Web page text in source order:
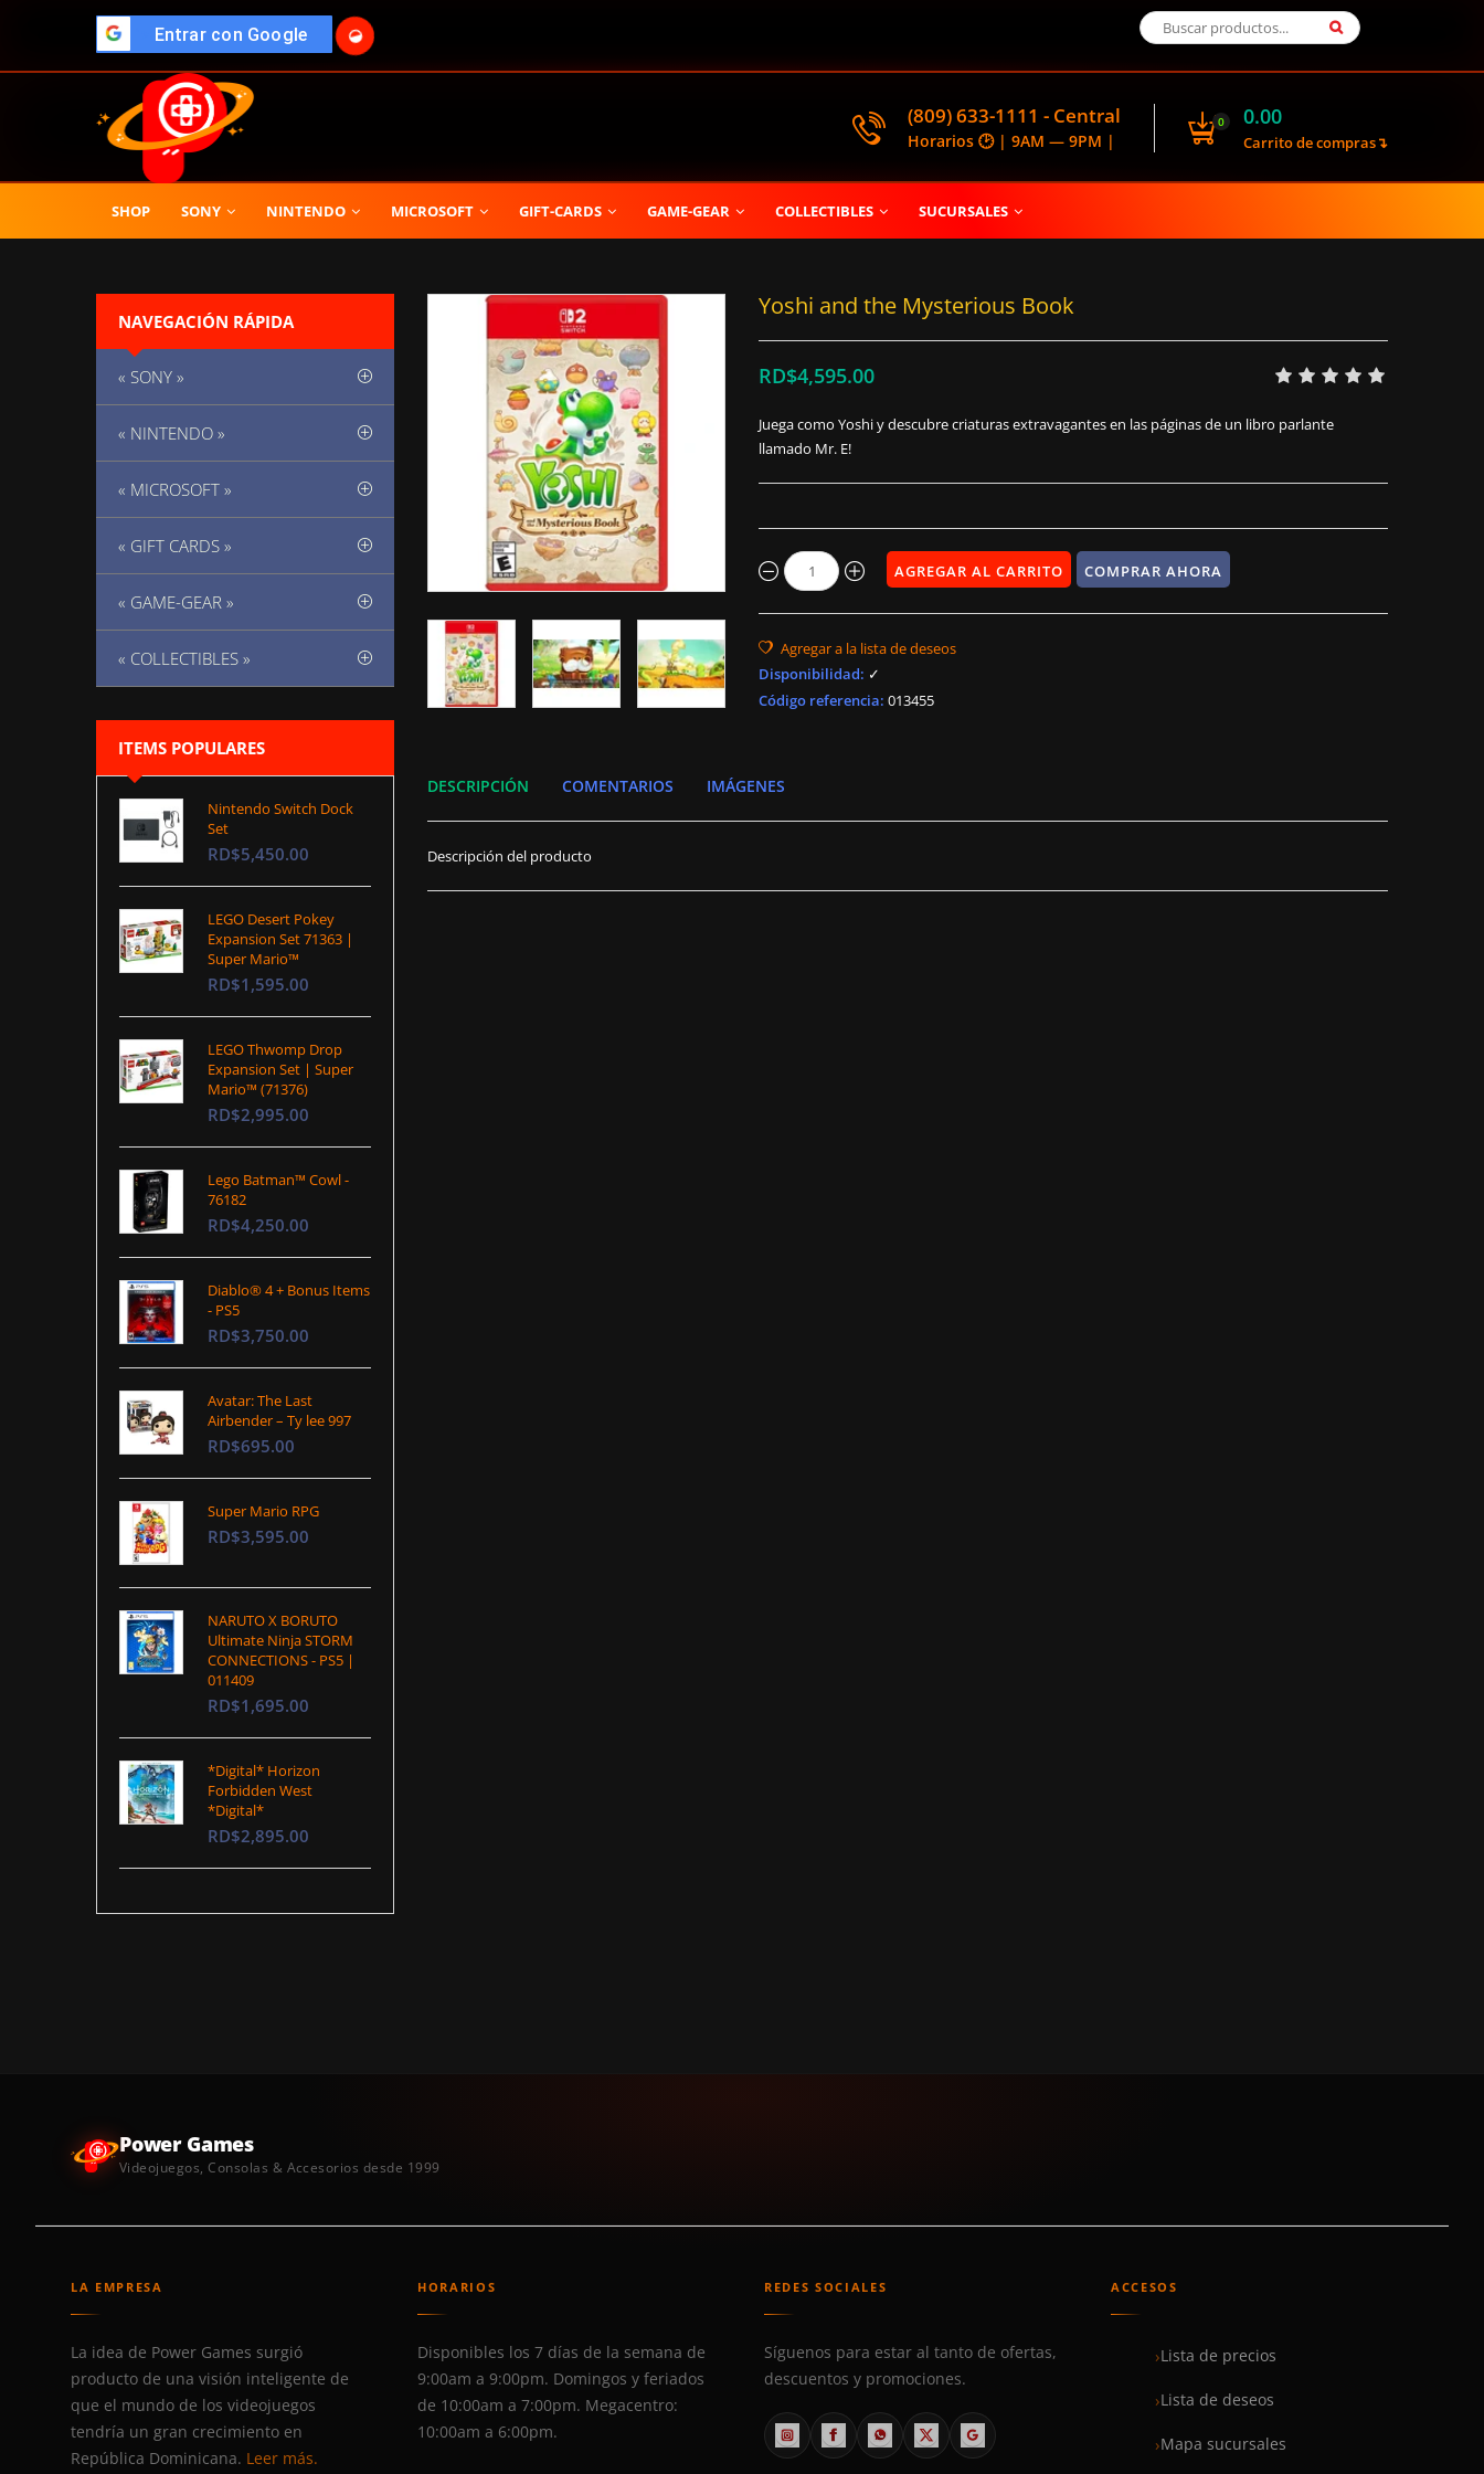
Entrar con Google 🌓
(809) 633-1111 - Central
Horarios 🕑 | 9AM — 9PM |
0 0.00
Carrito de compras↴
SHOP SONY NINTENDO MICROSOFT GIFT-CARDS GAME-GEAR COLLECTIBLES SUCURSALES
Yoshi and the Mysterious Book
RD$4,595.00
Juega como Yoshi y descubre criaturas extravagantes en las páginas de un libro parlante
llamado Mr. E!
Disponibilidad: ✓
Código referencia: 013455
DESCRIPCIÓN COMENTARIOS IMÁGENES
Descripción del producto
NAVEGACIÓN RÁPIDA
« SONY »
« NINTENDO »
« MICROSOFT »
« GIFT CARDS »
« GAME-GEAR »
« COLLECTIBLES »
ITEMS POPULARES
Nintendo Switch Dock
Set
RD$5,450.00
LEGO Desert Pokey
Expansion Set 71363 |
Super Mario™
RD$1,595.00
LEGO Thwomp Drop
Expansion Set | Super
Mario™ (71376)
RD$2,995.00
Lego Batman™ Cowl -
76182
RD$4,250.00
Diablo® 4 + Bonus Items
- PS5
RD$3,750.00
Avatar: The Last
Airbender – Ty lee 997
RD$695.00
Super Mario RPG
RD$3,595.00
NARUTO X BORUTO
Ultimate Ninja STORM
CONNECTIONS - PS5 |
011409
RD$1,695.00
*Digital* Horizon
Forbidden West
*Digital*
RD$2,895.00
Power Games
Videojuegos, Consolas & Accesorios desde 1999
LA EMPRESA
La idea de Power Games surgió
producto de una visión inteligente de
que el mundo de los videojuegos
tendría un gran crecimiento en
República Dominicana. Leer más.
HORARIOS
Disponibles los 7 días de la semana de
9:00am a 9:00pm. Domingos y feriados
de 10:00am a 7:00pm. Megacentro:
10:00am a 6:00pm.
REDES SOCIALES
Síguenos para estar al tanto de ofertas,
descuentos y promociones.
ACCESOS
Lista de precios
Lista de deseos
Mapa sucursales